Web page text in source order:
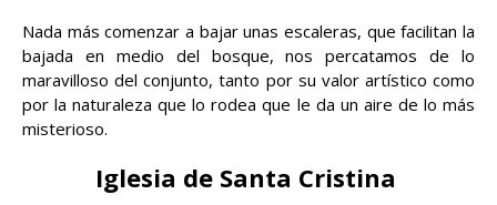
Nada más comenzar a bajar unas escaleras, que facilitan la
bajada en medio del bosque, nos percatamos de lo
maravilloso del conjunto, tanto por su valor artístico como
por la naturaleza que lo rodea que le da un aire de lo más
misterioso.
Iglesia de Santa Cristina